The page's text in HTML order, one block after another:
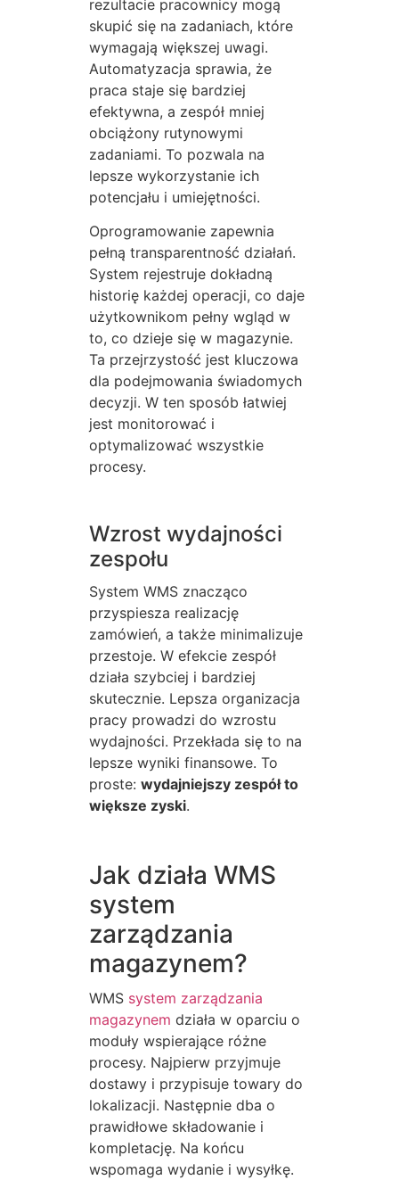
rezultacie pracownicy mogą
skupić się na zadaniach, które
wymagają większej uwagi.
Automatyzacja sprawia, że
praca staje się bardziej
efektywna, a zespół mniej
obciążony rutynowymi
zadaniami. To pozwala na
lepsze wykorzystanie ich
potencjału i umiejętności.
Oprogramowanie zapewnia
pełną transparentność działań.
System rejestruje dokładną
historię każdej operacji, co daje
użytkownikom pełny wgląd w
to, co dzieje się w magazynie.
Ta przejrzystość jest kluczowa
dla podejmowania świadomych
decyzji. W ten sposób łatwiej
jest monitorować i
optymalizować wszystkie
procesy.
Wzrost wydajności
zespołu
System WMS znacząco
przyspiesza realizację
zamówień, a także minimalizuje
przestoje. W efekcie zespół
działa szybciej i bardziej
skutecznie. Lepsza organizacja
pracy prowadzi do wzrostu
wydajności. Przekłada się to na
lepsze wyniki finansowe. To
proste: wydajniejszy zespół to
większe zyski.
Jak działa WMS
system
zarządzania
magazynem?
WMS system zarządzania
magazynem działa w oparciu o
moduły wspierające różne
procesy. Najpierw przyjmuje
dostawy i przypisuje towary do
lokalizacji. Następnie dba o
prawidłowe składowanie i
kompletację. Na końcu
wspomaga wydanie i wysyłkę.